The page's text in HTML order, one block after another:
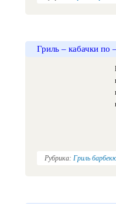
Гриль – кабачки по
Рубрика: Гриль